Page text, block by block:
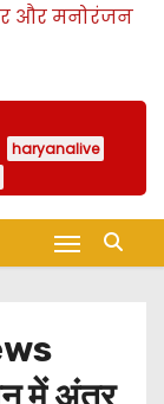
और मनोरंजन
haryanalive